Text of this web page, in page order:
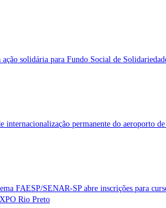
solidária para Fundo Social de
internacionalização permanente do aeroporto
FAESP/SENAR-SP abre inscrições para
Rio Preto